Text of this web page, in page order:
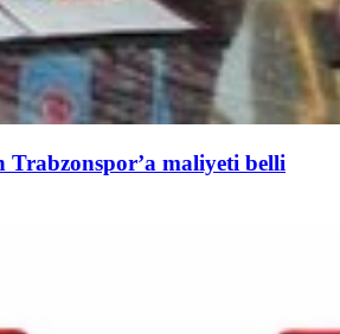
Trabzonspor’a maliyeti belli